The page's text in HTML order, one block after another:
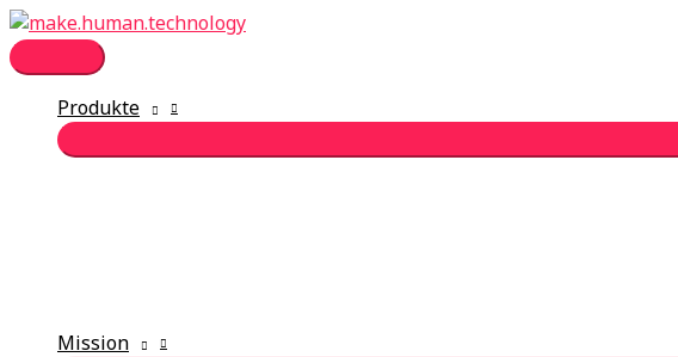
Zum
Inhalt
springenHauptmenü
Produkte
Mission